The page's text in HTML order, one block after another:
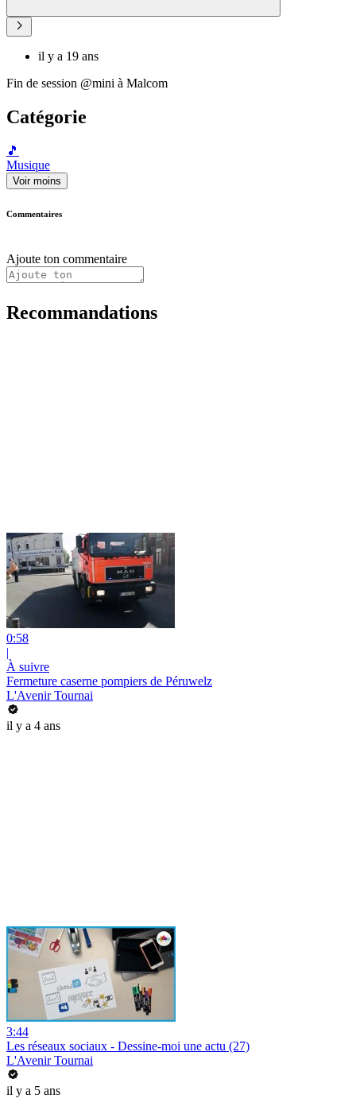
il y a 19 ans
Fin de session @mini à Malcom
Catégorie
🎵
Musique
Voir moins
Commentaires
Ajoute ton commentaire
Recommandations
0:58
|
À suivre
Fermeture caserne pompiers de Péruwelz
L'Avenir Tournai
il y a 4 ans
3:44
Les réseaux sociaux - Dessine-moi une actu (27)
L'Avenir Tournai
il y a 5 ans